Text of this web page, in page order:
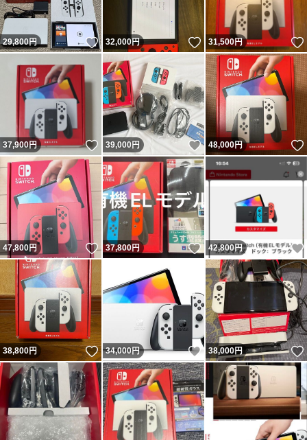
29,800円 いいね！
32,000円 いいね！
31,500円
37,900円 いいね！
39,000 円 いいね！
48,000円
47,800円 いいね！
37,800円 いいね！
42,800円
38,800円 いいね！
34,000円 いいね！
38,000円